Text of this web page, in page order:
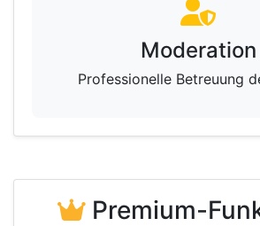
Moderation
Professionelle Betreuung
Premium-